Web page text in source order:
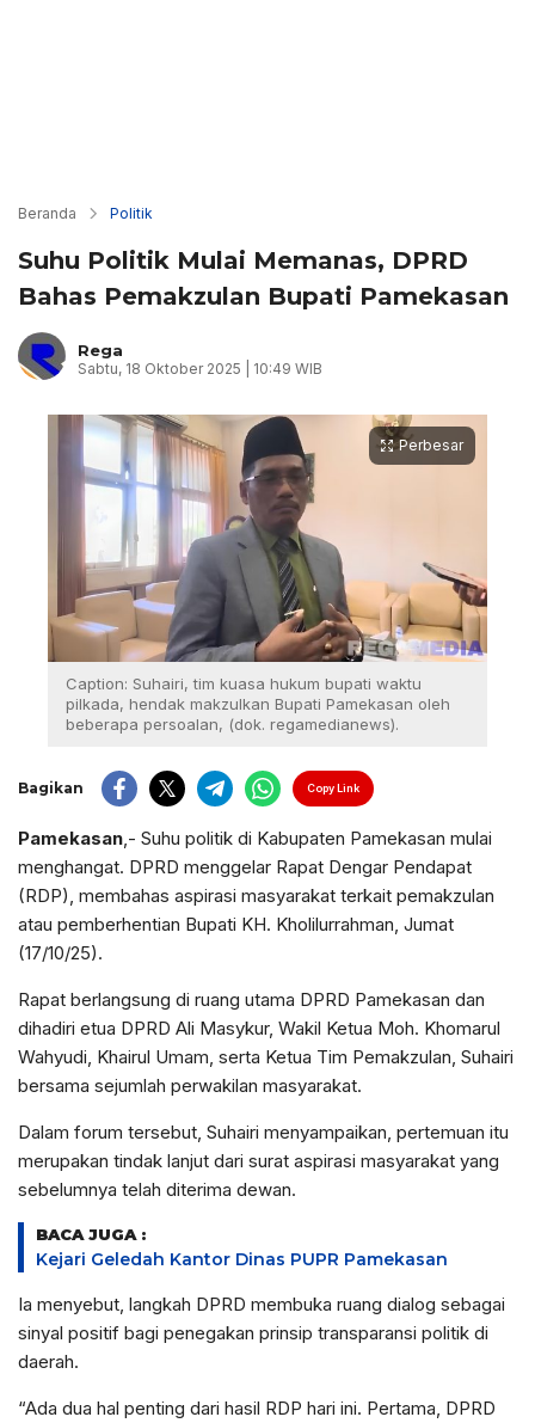
Beranda Politik
Suhu Politik Mulai Memanas, DPRD
Bahas Pemakzulan Bupati Pamekasan
Rega
Sabtu, 18 Oktober 2025 | 10:49 WIB
Perbesar
Caption: Suhairi, tim kuasa hukum bupati waktu
pilkada, hendak makzulkan Bupati Pamekasan oleh
beberapa persoalan, (dok. regamedianews).
Bagikan Copy Link
Pamekasan ,- Suhu politik di Kabupaten Pamekasan mulai
menghangat. DPRD menggelar Rapat Dengar Pendapat
(RDP), membahas aspirasi masyarakat terkait pemakzulan
atau pemberhentian Bupati KH. Kholilurrahman, Jumat
(17/10/25).
Rapat berlangsung di ruang utama DPRD Pamekasan dan
dihadiri etua DPRD Ali Masykur, Wakil Ketua Moh. Khomarul
Wahyudi, Khairul Umam, serta Ketua Tim Pemakzulan, Suhairi
bersama sejumlah perwakilan masyarakat.
Dalam forum tersebut, Suhairi menyampaikan, pertemuan itu
merupakan tindak lanjut dari surat aspirasi masyarakat yang
sebelumnya telah diterima dewan.
BACA JUGA :
Kejari Geledah Kantor Dinas PUPR Pamekasan
Ia menyebut, langkah DPRD membuka ruang dialog sebagai
sinyal positif bagi penegakan prinsip transparansi politik di
daerah.
“Ada dua hal penting dari hasil RDP hari ini. Pertama, DPRD